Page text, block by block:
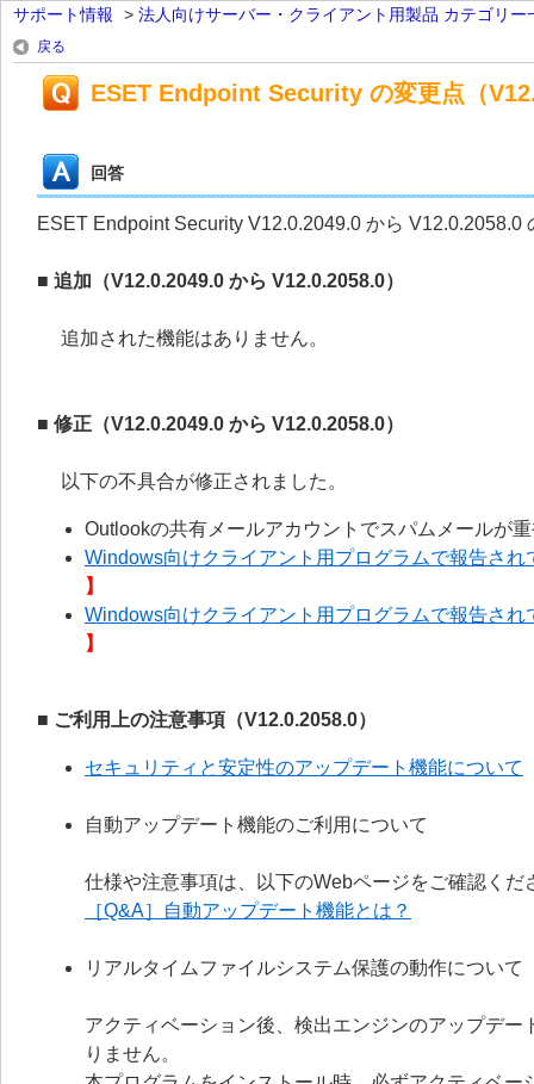
サポート情報 > 法人向けサーバー・クライアント用製品 カテゴリー
戻る
ESET Endpoint Security の変更点（
回答
ESET Endpoint Security V12.0.2049.0 から V12.0.2058.0
■ 追加（V12.0.2049.0 から V12.0.2058.0）
追加された機能はありません。
■ 修正（V12.0.2049.0 から V12.0.2058.0）
以下の不具合が修正されました。
Outlookの共有メールアカウントでスパムメールが
Windows向けクライアント用プログラムで報告さ
】
Windows向けクライアント用プログラムで報告さ
】
■ ご利用上の注意事項（V12.0.2058.0）
セキュリティと安定性のアップデート機能について
自動アップデート機能のご利用について
仕様や注意事項は、以下のWebページをご確認くだ
［Q&A］自動アップデート機能とは？
リアルタイムファイルシステム保護の動作について
アクティベーション後、検出エンジンのアップデ
りません。